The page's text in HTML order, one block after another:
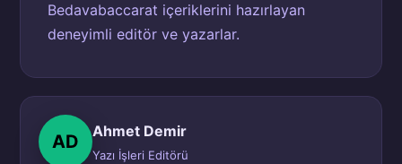
Bedavabaccarat içeriklerini hazırlayan
deneyimli editör ve yazarlar.
AD
Ahmet Demir
Yazı İşleri Editörü